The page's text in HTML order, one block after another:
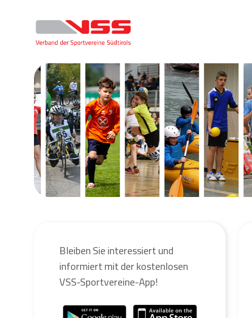
Bleiben Sie interessiert und
informiert mit der kostenlosen
VSS-Sportvereine-App!